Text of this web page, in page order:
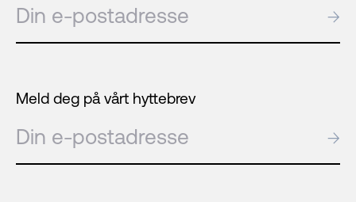
E-post →
Meld deg på vårt hyttebrev
E-post →